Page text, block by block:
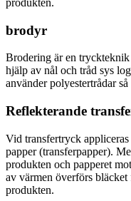
produkten.
brodyr
Brodering är en
hjälp av nål och tråd sys
använder polyestertrådar
Reflekterande
Vid transfertryck
papper (transferpapper).
produkten och papperet
av värmen överförs
produkten.